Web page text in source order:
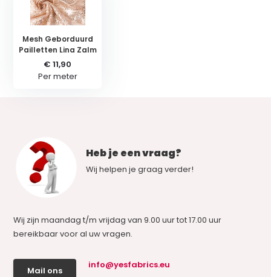
Mesh Geborduurd
Pailletten Lina Zalm
€ 11,90
Per meter
Heb je een vraag?
Wij helpen je graag verder!
Wij zijn maandag t/m vrijdag van 9.00 uur tot 17.00 uur
bereikbaar voor al uw vragen.
Mail ons
info@yesfabrics.eu